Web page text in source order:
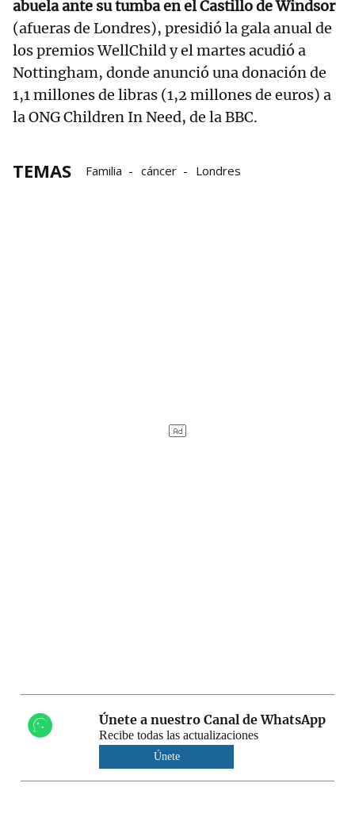
abuela ante su tumba en el Castillo de Windsor
(afueras de Londres), presidió la gala anual de
los premios WellChild y el martes acudió a
Nottingham, donde anunció una donación de
1,1 millones de libras (1,2 millones de euros) a
la ONG Children In Need, de la BBC.
TEMAS Familia cáncer Londres
Únete a nuestro Canal de WhatsApp
Recibe todas las actualizaciones
Únete